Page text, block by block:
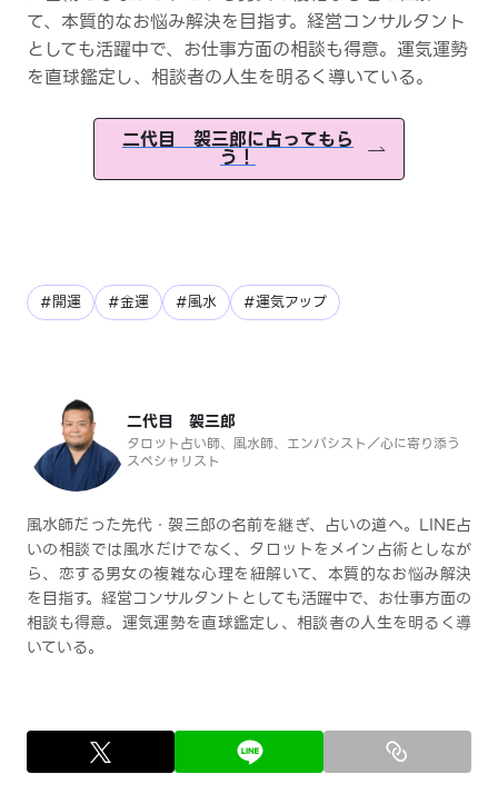
て、本質的なお悩み解決を目指す。経営コンサルタント
としても活躍中で、お仕事方面の相談も得意。運気運勢
を直球鑑定し、相談者の人生を明るく導いている。
二代目 袈三郎に占ってもら
う！
#開運 #金運 #風水 #運気アップ
二代目 袈三郎
タロット占い師、風水師、エンパシスト／心に寄り添う
スペシャリスト
風水師だった先代・袈三郎の名前を継ぎ、占いの道へ。LINE占
いの相談では風水だけでなく、タロットをメイン占術としなが
ら、恋する男女の複雑な心理を紐解いて、本質的なお悩み解決
を目指す。経営コンサルタントとしても活躍中で、お仕事方面の
相談も得意。運気運勢を直球鑑定し、相談者の人生を明るく導
いている。